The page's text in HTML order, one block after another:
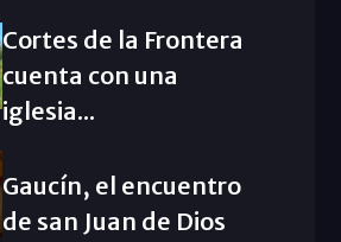
Cortes de la Frontera
cuenta con una
iglesia...
Gaucín, el encuentro
de san Juan de Dios